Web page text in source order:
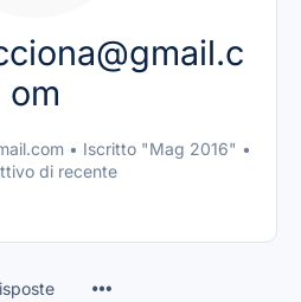
om
• Iscritto "Mag 2016" •
di recente